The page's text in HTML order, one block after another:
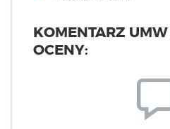
KOMENTARZ
OCENY: